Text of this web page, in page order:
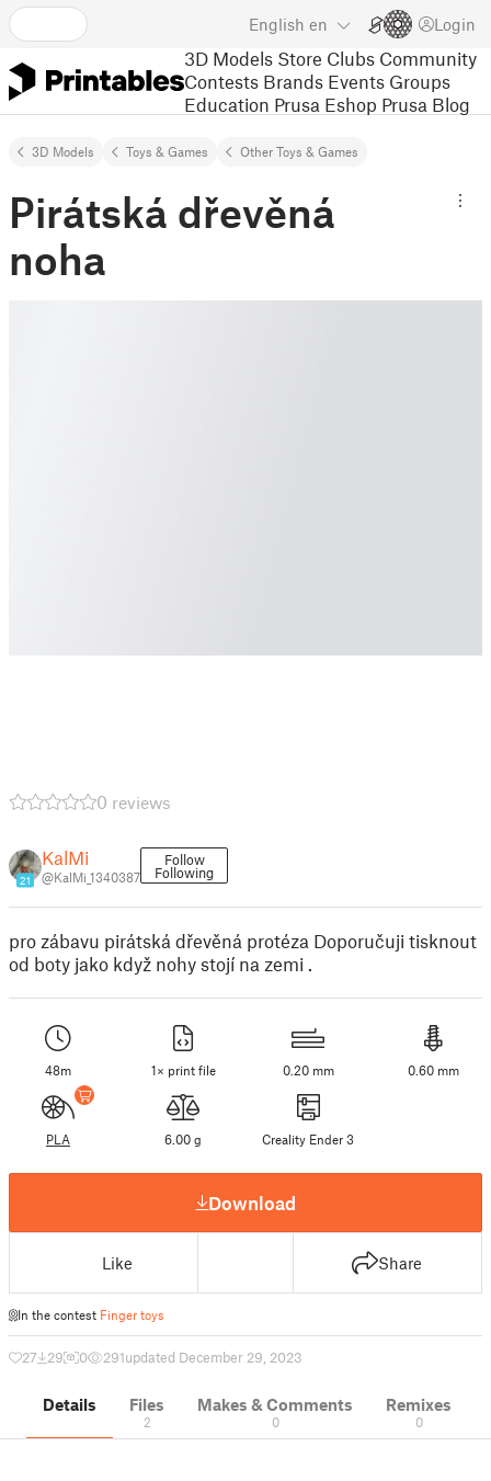
English en Login
3D Models Store Clubs Community
Contests Brands Events Groups
Education Prusa Eshop Prusa Blog
3D Models Toys & Games Other Toys & Games
Pirátská dřevěná
noha
0 reviews
21
KalMi
@KalMi_1340387
Follow
Following
pro zábavu pirátská dřevěná protéza Doporučuji tisknout
od boty jako když nohy stojí na zemi .
48m 1× print file 0.20 mm 0.60 mm
PLA 6.00 g Creality Ender 3
Download
Like Share
In the contest Finger toys
27 29 0 291updated December 29, 2023
Details Files
2
Makes & Comments
0
Remixes
0